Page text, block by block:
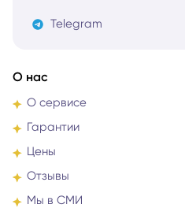
Telegram
О нас
О сервисе
Гарантии
Цены
Отзывы
Мы в СМИ